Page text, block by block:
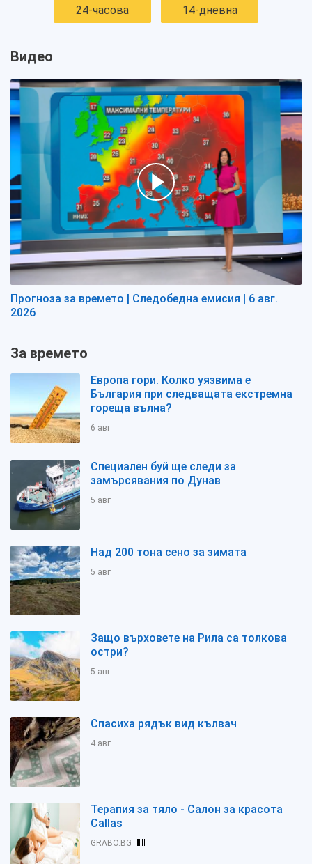
24-часова 14-дневна
Видео
Прогноза за времето | Следобедна емисия | 6 авг.
2026
За времето
Европа гори. Колко уязвима е
България при следващата екстремна
гореща вълна?
6 авг
Специален буй ще следи за
замърсявания по Дунав
5 авг
Над 200 тона сено за зимата
5 авг
Защо върховете на Рила са толкова
остри?
5 авг
Спасиха рядък вид кълвач
4 авг
Терапия за тяло - Салон за красота
Callas
GRABO.BG